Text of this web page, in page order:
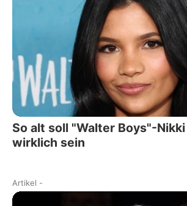
So alt soll "Walter Boys"-
wirklich sein
Artikel -